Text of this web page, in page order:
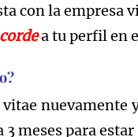
con la empresa
a tu perfil en
nuevamente
meses para